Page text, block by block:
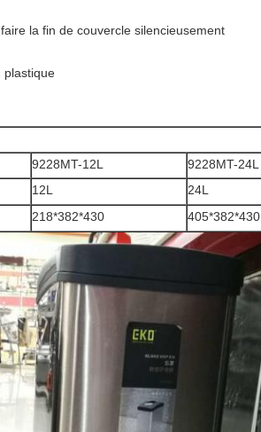
la fin de couvercle silencieusement
plastique
9228MT-12L
9228MT-24L
12L
24L
218*382*430 405*382*430